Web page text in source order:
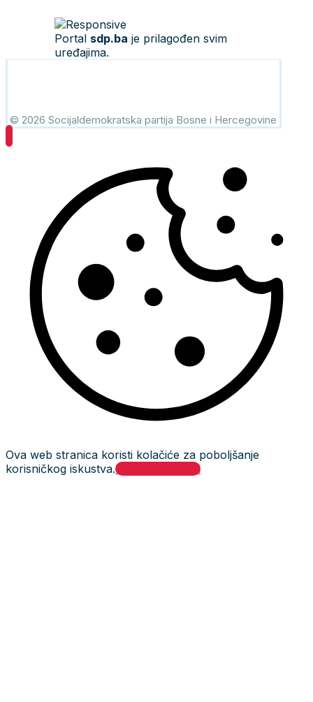
Portal sdp.ba je prilagođen svim
uređajima.
© 2026 Socijaldemokratska partija Bosne i Hercegovine
Ova web stranica koristi kolačiće za poboljšanje
korisničkog iskustva.Prihvati i zatvori